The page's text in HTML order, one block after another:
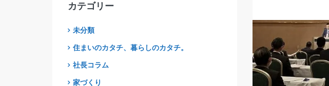
カテゴリー
未分類
住まいのカタチ、暮らしのカタチ。
社長コラム
家づくり